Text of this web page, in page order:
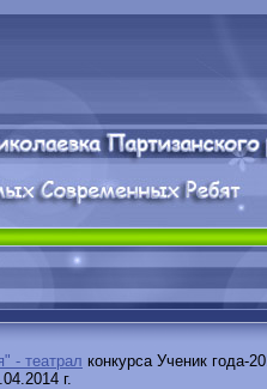
- театрал конкурса Ученик
г.